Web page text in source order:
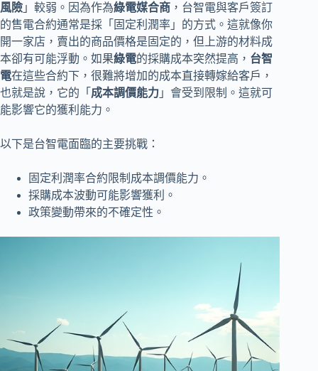
風險 」較弱。因為作為綠電媒合商 ，台智電與客戶簽訂
的售電合約通常是採「固定利潤率」的方式。這就像你
開一家店，賣出的商品價格是固定的，但上游的材料成
本卻有可能浮動。如果綠電的採購成本突然提高， 台智
電在這些合約下，很難將增加的成本直接轉嫁給客戶，
也就是說，它的「 成本調價能力 」會受到限制。這就可
能影響它的獲利能力。
以下是台智電面臨的主要挑戰：
固定利潤率合約限制成本調價能力。
採購成本波動可能影響獲利。
政策變動帶來的不確定性。